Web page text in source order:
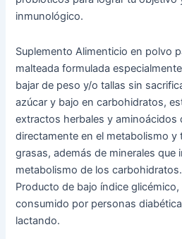
inmunológico.
Suplemento Alimenticio en polvo
malteada formulada
bajar de peso y/o tallas sin
azúcar y bajo en carbohidratos,
extractos herbales y aminoácidos
directamente en el metabolismo y
grasas, además de minerales que
metabolismo de los carbohidratos.
Producto de bajo índice
consumido por personas
lactando.